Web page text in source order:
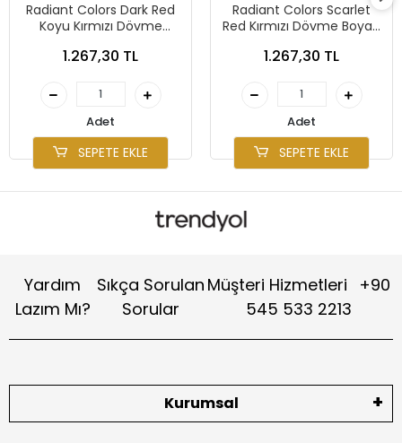
Radiant Colors Dark Red
Koyu Kırmızı Dövme
1.267,30 TL
Adet
SEPETE EKLE
Radiant Colors Scarlet
Red Kırmızı Dövme Boyası
1.267,30 TL
Adet
SEPETE EKLE
Yardım
Lazım Mı?
Sıkça Sorulan
Sorular
Müşteri Hizmetleri
+90
545 533 2213
Kurumsal